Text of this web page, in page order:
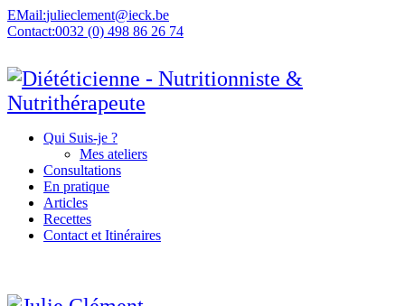
EMail:julieclement@ieck.be
Contact:0032 (0) 498 86 26 74
Qui Suis-je ?
Mes ateliers
Consultations
En pratique
Articles
Recettes
Contact et Itinéraires